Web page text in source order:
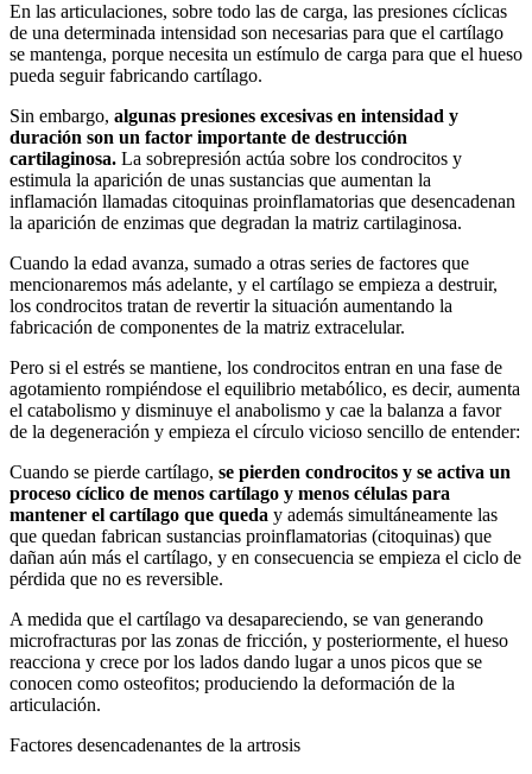
En las articulaciones, sobre todo las de carga, las presiones cíclicas
de una determinada intensidad son necesarias para que el cartílago
se mantenga, porque necesita un estímulo de carga para que el hueso
pueda seguir fabricando cartílago.
Sin embargo, algunas presiones excesivas en intensidad y
duración son un factor importante de destrucción
cartilaginosa. La sobrepresión actúa sobre los condrocitos y
estimula la aparición de unas sustancias que aumentan la
inflamación llamadas citoquinas proinflamatorias que desencadenan
la aparición de enzimas que degradan la matriz cartilaginosa.
Cuando la edad avanza, sumado a otras series de factores que
mencionaremos más adelante, y el cartílago se empieza a destruir,
los condrocitos tratan de revertir la situación aumentando la
fabricación de componentes de la matriz extracelular.
Pero si el estrés se mantiene, los condrocitos entran en una fase de
agotamiento rompiéndose el equilibrio metabólico, es decir, aumenta
el catabolismo y disminuye el anabolismo y cae la balanza a favor
de la degeneración y empieza el círculo vicioso sencillo de entender:
Cuando se pierde cartílago, se pierden condrocitos y se activa un
proceso cíclico de menos cartílago y menos células para
mantener el cartílago que queda y además simultáneamente las
que quedan fabrican sustancias proinflamatorias (citoquinas) que
dañan aún más el cartílago, y en consecuencia se empieza el ciclo de
pérdida que no es reversible.
A medida que el cartílago va desapareciendo, se van generando
microfracturas por las zonas de fricción, y posteriormente, el hueso
reacciona y crece por los lados dando lugar a unos picos que se
conocen como osteofitos; produciendo la deformación de la
articulación.
Factores desencadenantes de la artrosis